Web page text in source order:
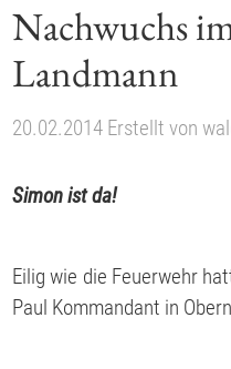
Nachwuchs
Landmann
20.02.2014 Erstellt von
Simon ist da!
Eilig wie die Feuerwehr
Paul Kommandant in